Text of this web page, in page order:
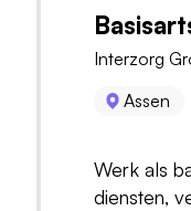
Interzorg
Assen
Werk als
diensten,